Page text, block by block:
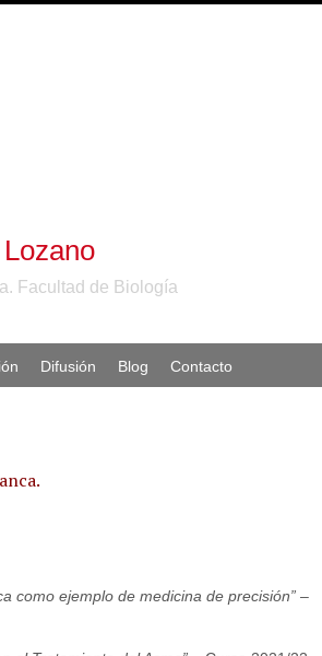
Facultad de Biología
Difusión Blog Contacto
como ejemplo de medicina de precisión” –